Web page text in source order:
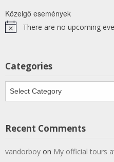
Közelgő események
NoticeThere are no upcoming
Categories
Categories
Recent Comments
vandorboy on My official tours